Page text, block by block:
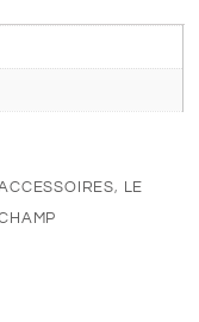
, LE